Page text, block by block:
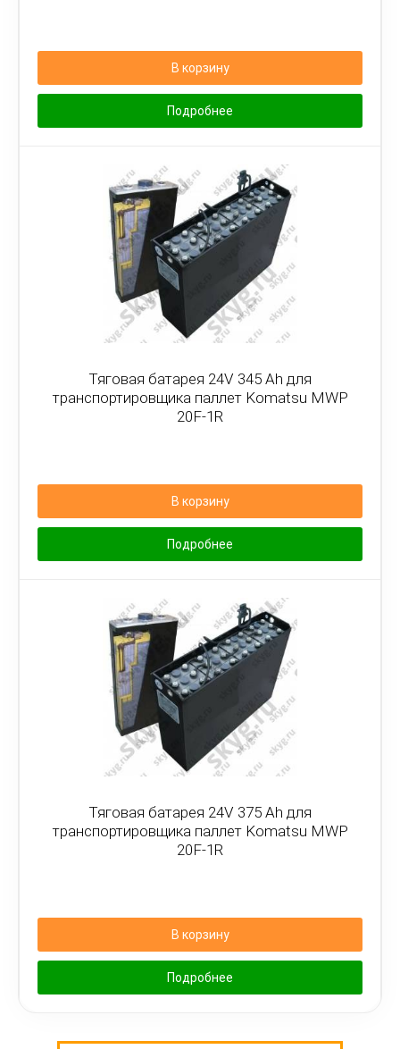
В корзину
Подробнее
Тяговая батарея 24V 345 Ah для
транспортировщика паллет Komatsu MWP
20F-1R
В корзину
Подробнее
Тяговая батарея 24V 375 Ah для
транспортировщика паллет Komatsu MWP
20F-1R
В корзину
Подробнее